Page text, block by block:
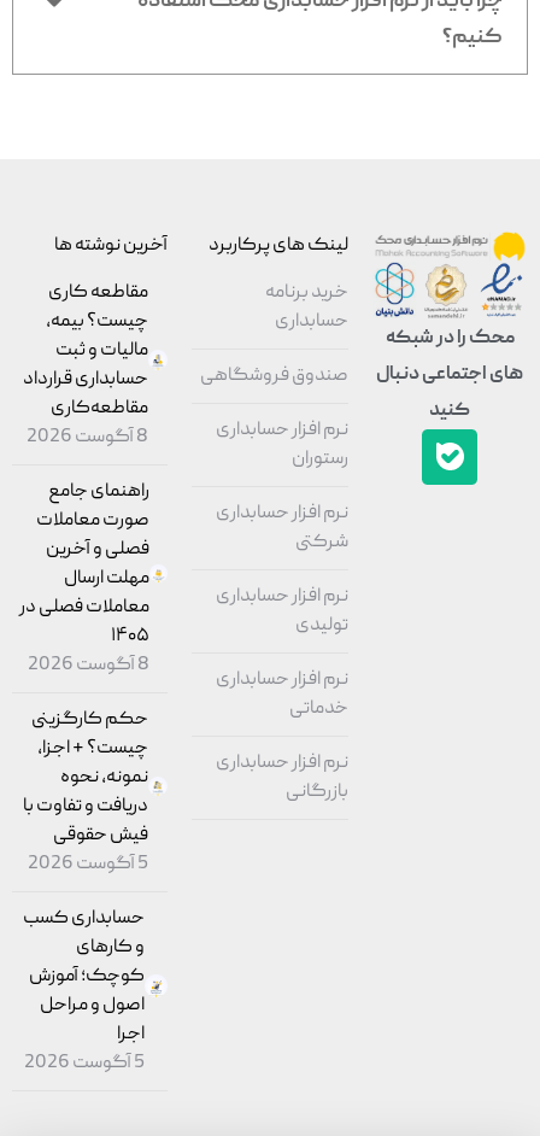
کنیم؟
محک را در شبکه
های اجتماعی دنبال
کنید
لینک های پرکاربرد
خرید برنامه
حسابداری
صندوق فروشگاهی
نرم افزار حسابداری
رستوران
نرم افزار حسابداری
شرکتی
نرم افزار حسابداری
تولیدی
نرم افزار حسابداری
خدماتی
نرم افزار حسابداری
بازرگانی
آخرین نوشته ها
مقاطعه‌ کاری
چیست؟ بیمه،
مالیات و ثبت
حسابداری قرارداد
مقاطعه‌کاری
8 آگوست 2026
راهنمای جامع
صورت معاملات
فصلی و آخرین
مهلت ارسال
معاملات فصلی در
۱۴۰۵
8 آگوست 2026
حکم کارگزینی
چیست؟ + اجزا،
نمونه، نحوه
دریافت و تفاوت با
فیش حقوقی
5 آگوست 2026
حسابداری کسب
و کارهای
کوچک؛ آموزش
اصول و مراحل
اجرا
5 آگوست 2026